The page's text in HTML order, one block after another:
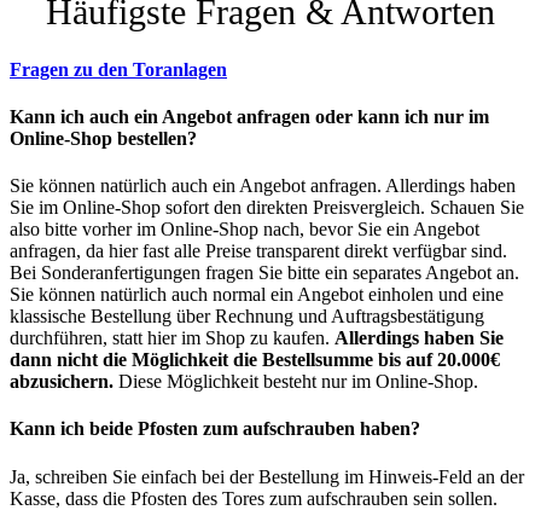
Häufigste Fragen & Antworten
Fragen zu den Toranlagen
Kann ich auch ein Angebot anfragen oder kann ich nur im
Online-Shop bestellen?
Sie können natürlich auch ein Angebot anfragen. Allerdings haben
Sie im Online-Shop sofort den direkten Preisvergleich. Schauen Sie
also bitte vorher im Online-Shop nach, bevor Sie ein Angebot
anfragen, da hier fast alle Preise transparent direkt verfügbar sind.
Bei Sonderanfertigungen fragen Sie bitte ein separates Angebot an.
Sie können natürlich auch normal ein Angebot einholen und eine
klassische Bestellung über Rechnung und Auftragsbestätigung
durchführen, statt hier im Shop zu kaufen. Allerdings haben Sie
dann nicht die Möglichkeit die Bestellsumme bis auf 20.000€
abzusichern. Diese Möglichkeit besteht nur im Online-Shop.
Kann ich beide Pfosten zum aufschrauben haben?
Ja, schreiben Sie einfach bei der Bestellung im Hinweis-Feld an der
Kasse, dass die Pfosten des Tores zum aufschrauben sein sollen.